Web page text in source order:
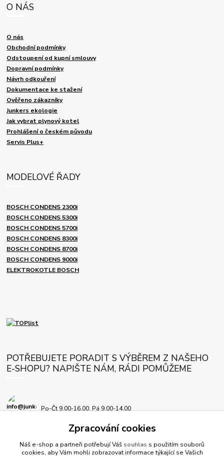
O NÁS
O nás
Obchodní podmínky
Odstoupení od kupní smlouvy
Dopravní podmínky
Návrh odkouření
Dokumentace ke stažení
Ověřeno zákazníky
Junkers ekologie
Jak vybrat plynový kotel
Prohlášení o českém původu
Servis Plus+
MODELOVÉ ŘADY
BOSCH CONDENS 2300i
BOSCH CONDENS 5300i
BOSCH CONDENS 5700i
BOSCH CONDENS 8300i
BOSCH CONDENS 8700i
BOSCH CONDENS 9000i
ELEKTROKOTLE BOSCH
POTŘEBUJETE PORADIT S VÝBĚREM Z NAŠEHO
E-SHOPU? NAPIŠTE NÁM, RÁDI POMŮŽEME
Po-Čt 9.00-16.00, Pá 9.00-14.00
Zpracování cookies
Náš e-shop a partneři potřebují Váš souhlas s použitím souborů
cookies, aby Vám mohli zobrazovat informace týkající se Vašich